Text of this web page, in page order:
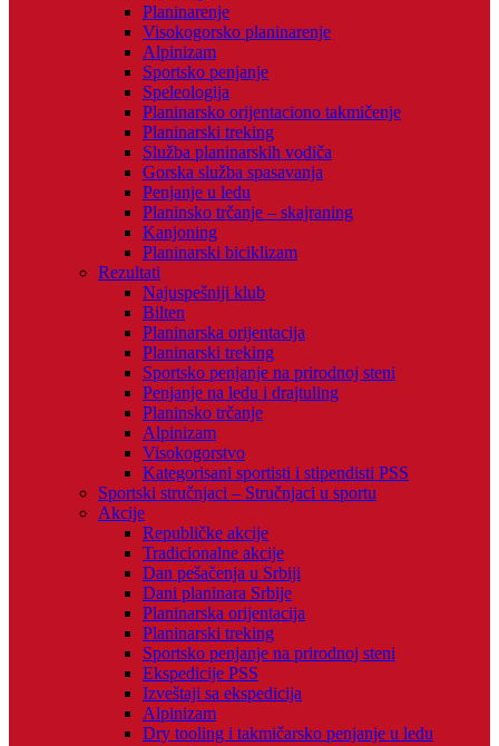
Planinarenje
Visokogorsko planinarenje
Alpinizam
Sportsko penjanje
Speleologija
Planinarsko orijentaciono takmičenje
Planinarski treking
Služba planinarskih vodiča
Gorska služba spasavanja
Penjanje u ledu
Planinsko trčanje – skajraning
Kanjoning
Planinarski biciklizam
Rezultati
Najuspešniji klub
Bilten
Planinarska orijentacija
Planinarski treking
Sportsko penjanje na prirodnoj steni
Penjanje na ledu i drajtuling
Planinsko trčanje
Alpinizam
Visokogorstvo
Kategorisani sportisti i stipendisti PSS
Sportski stručnjaci – Stručnjaci u sportu
Akcije
Republičke akcije
Tradicionalne akcije
Dan pešačenja u Srbiji
Dani planinara Srbije
Planinarska orijentacija
Planinarski treking
Sportsko penjanje na prirodnoj steni
Ekspedicije PSS
Izveštaji sa ekspedicija
Alpinizam
Dry tooling i takmičarsko penjanje u ledu